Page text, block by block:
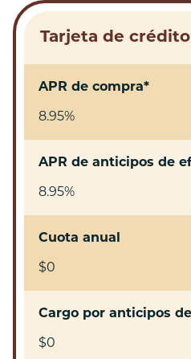
Tarjeta de
APR de compra*
8.95%
APR de anticipos de
8.95%
Cuota anual
$0
Cargo por anticipos
$0